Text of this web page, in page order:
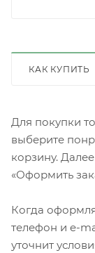
КАК КУПИТЬ
Для покупки
выберите
корзину.
«Оформить
Когда
телефон и e-
уточнит